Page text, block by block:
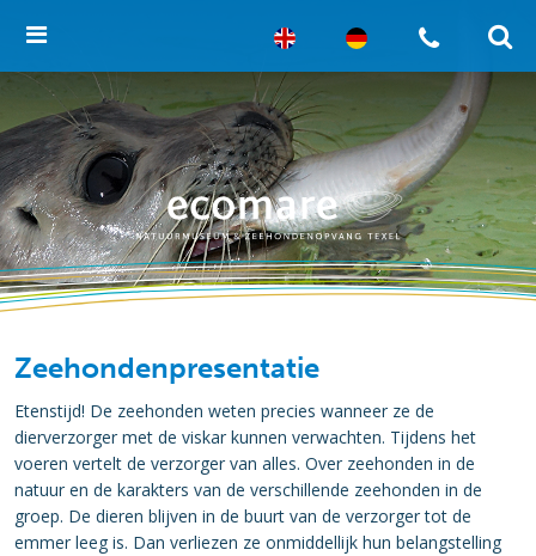
Zeehondenpresentatie
Etenstijd! De zeehonden weten precies wanneer ze de
dierverzorger met de viskar kunnen verwachten. Tijdens het
voeren vertelt de verzorger van alles. Over zeehonden in de
natuur en de karakters van de verschillende zeehonden in de
groep. De dieren blijven in de buurt van de verzorger tot de
emmer leeg is. Dan verliezen ze onmiddellijk hun belangstelling